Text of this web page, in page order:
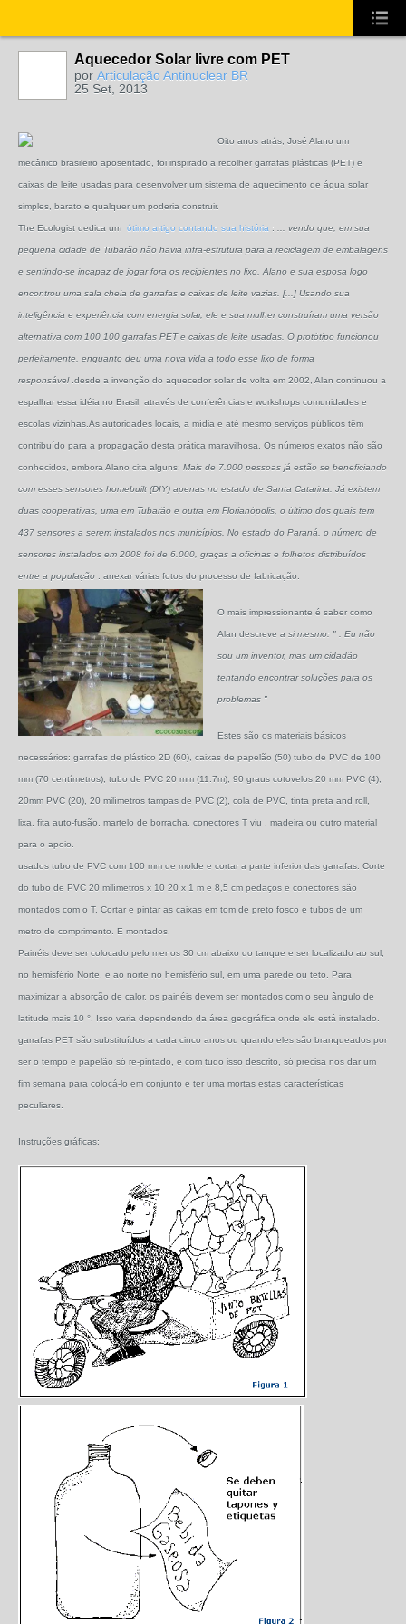
Aquecedor Solar livre com PET
por Articulação Antinuclear BR
25 Set, 2013
Oito anos atrás, José Alano um
mecânico brasileiro aposentado, foi inspirado a recolher garrafas plásticas (PET) e
caixas de leite usadas para desenvolver um sistema de aquecimento de água solar
simples, barato e qualquer um poderia construir.
The Ecologist dedica um ótimo artigo contando sua história : vendo que, em sua
pequena cidade de Tubarão não havia infra-estrutura para a reciclagem de embalagens
e sentindo-se incapaz de jogar fora os recipientes no lixo, Alano e sua esposa logo
encontrou uma sala cheia de garrafas e caixas de leite vazias. [...] Usando sua
inteligência e experiência com energia solar, ele e sua mulher construíram uma versão
alternativa com 100 100 garrafas PET e caixas de leite usadas. O protótipo funcionou
perfeitamente, enquanto deu uma nova vida a todo esse lixo de forma
responsável.desde a invenção do aquecedor solar de volta em 2002, Alan continuou a
espalhar essa idéia no Brasil, através de conferências e workshops comunidades e
escolas vizinhas.As autoridades locais, a mídia e até mesmo serviços públicos têm
contribuído para a propagação desta prática maravilhosa. Os números exatos não são
conhecidos, embora Alano cita alguns: Mais de 7.000 pessoas já estão se beneficiando
com esses sensores homebuilt (DIY) apenas no estado de Santa Catarina. Já existem
duas cooperativas, uma em Tubarão e outra em Florianópolis, o último dos quais tem
437 sensores a serem instalados nos municípios. No estado do Paraná, o número de
sensores instalados em 2008 foi de 6.000, graças a oficinas e folhetos distribuídos
entre a população . anexar várias fotos do processo de fabricação.
O mais impressionante é saber como
Alan descreve a si mesmo: " . Eu não
sou um inventor, mas um cidadão
tentando encontrar soluções para os
problemas "
Estes são os materiais básicos
necessários: garrafas de plástico 2D (60), caixas de papelão (50) tubo de PVC de 100
mm (70 centímetros), tubo de PVC 20 mm (11.7m), 90 graus cotovelos 20 mm PVC (4),
20mm PVC (20), 20 milímetros tampas de PVC (2), cola de PVC, tinta preta and roll,
lixa, fita auto-fusão, martelo de borracha, conectores T viu , madeira ou outro material
para o apoio.
usados ​​tubo de PVC com 100 mm de molde e cortar a parte inferior das garrafas. Corte
do tubo de PVC 20 milímetros x 10 20 x 1 m e 8,5 cm pedaços e conectores são
montados com o T. Cortar e pintar as caixas em tom de preto fosco e tubos de um
metro de comprimento. E montados.
Painéis deve ser colocado pelo menos 30 cm abaixo do tanque e ser localizado ao sul,
no hemisfério Norte, e ao norte no hemisfério sul, em uma parede ou teto. Para
maximizar a absorção de calor, os painéis devem ser montados com o seu ângulo de
latitude mais 10 °. Isso varia dependendo da área geográfica onde ele está instalado.
garrafas PET são substituídos a cada cinco anos ou quando eles são branqueados por
ser o tempo e papelão só re-pintado, e com tudo isso descrito, só precisa nos dar um
fim semana para colocá-lo em conjunto e ter uma mortas estas características
peculiares.
Instruções gráficas: